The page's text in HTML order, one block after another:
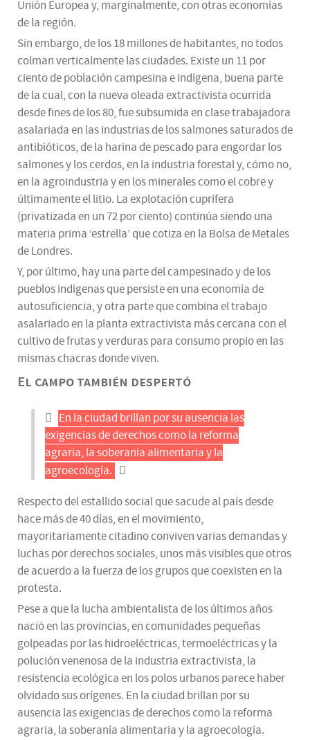
Unión Europea y, marginalmente, con otras economías
de la región.
Sin embargo, de los 18 millones de habitantes, no todos
colman verticalmente las ciudades. Existe un 11 por
ciento de población campesina e indígena, buena parte
de la cual, con la nueva oleada extractivista ocurrida
desde fines de los 80, fue subsumida en clase trabajadora
asalariada en las industrias de los salmones saturados de
antibióticos, de la harina de pescado para engordar los
salmones y los cerdos, en la industria forestal y, cómo no,
en la agroindustria y en los minerales como el cobre y
últimamente el litio. La explotación cuprífera
(privatizada en un 72 por ciento) continúa siendo una
materia prima ‘estrella’ que cotiza en la Bolsa de Metales
de Londres.
Y, por último, hay una parte del campesinado y de los
pueblos indígenas que persiste en una economía de
autosuficiencia, y otra parte que combina el trabajo
asalariado en la planta extractivista más cercana con el
cultivo de frutas y verduras para consumo propio en las
mismas chacras donde viven.
El campo también despertó
En la ciudad brillan por su ausencia las
exigencias de derechos como la reforma
agraria, la soberanía alimentaria y la
agroecología.
Respecto del estallido social que sacude al país desde
hace más de 40 días, en el movimiento,
mayoritariamente citadino conviven varias demandas y
luchas por derechos sociales, unos más visibles que otros
de acuerdo a la fuerza de los grupos que coexisten en la
protesta.
Pese a que la lucha ambientalista de los últimos años
nació en las provincias, en comunidades pequeñas
golpeadas por las hidroeléctricas, termoeléctricas y la
polución venenosa de la industria extractivista, la
resistencia ecológica en los polos urbanos parece haber
olvidado sus orígenes. En la ciudad brillan por su
ausencia las exigencias de derechos como la reforma
agraria, la soberanía alimentaria y la agroecología.